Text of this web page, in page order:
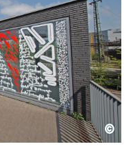
Hütte / Karl
©